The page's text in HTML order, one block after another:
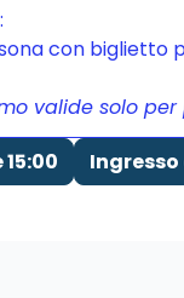
con biglietto
valide solo
Ingresso